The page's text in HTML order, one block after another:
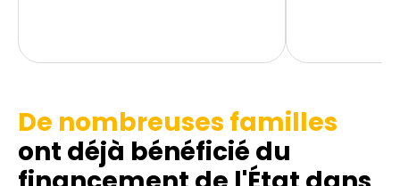
De nombreuses familles
ont déjà bénéficié du